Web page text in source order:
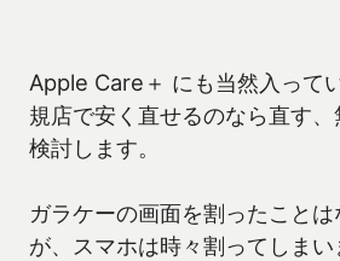
Apple Care＋ にも当然入って
規店で安く直せるのなら直す
検討します。
ガラケーの画面を割ったこと
が、スマホは時々割ってしま